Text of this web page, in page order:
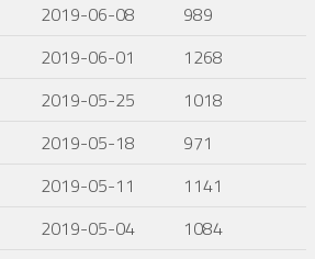
2019-06-08 989
2019-06-01 1268
2019-05-25 1018
2019-05-18 971
2019-05-11 1141
2019-05-04
1084